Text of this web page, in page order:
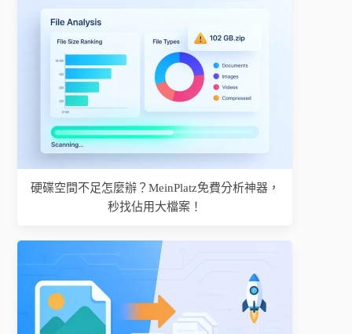
硬碟空間不足怎麼辦？MeinPlatz免費分析神器，
秒找佔用大檔案！